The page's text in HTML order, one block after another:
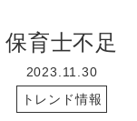
保育士不足
2023.11.30
トレンド情報